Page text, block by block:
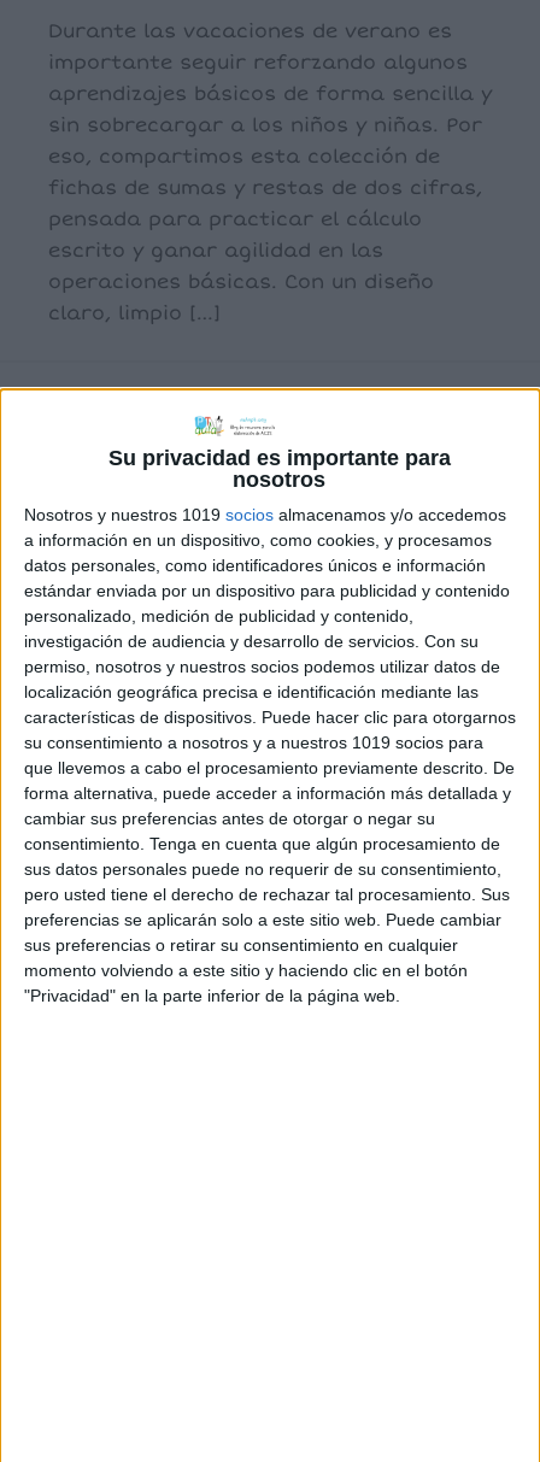
Su privacidad es importante para
nosotros
Nosotros y nuestros 1019 socios almacenamos y/o accedemos
a información en un dispositivo, como cookies, y procesamos
datos personales, como identificadores únicos e información
estándar enviada por un dispositivo para publicidad y contenido
personalizado, medición de publicidad y contenido,
investigación de audiencia y desarrollo de servicios. Con su
permiso, nosotros y nuestros socios podemos utilizar datos de
localización geográfica precisa e identificación mediante las
características de dispositivos. Puede hacer clic para otorgarnos
su consentimiento a nosotros y a nuestros 1019 socios para
que llevemos a cabo el procesamiento previamente descrito. De
forma alternativa, puede acceder a información más detallada y
cambiar sus preferencias antes de otorgar o negar su
consentimiento. Tenga en cuenta que algún procesamiento de
sus datos personales puede no requerir de su consentimiento,
pero usted tiene el derecho de rechazar tal procesamiento. Sus
preferencias se aplicarán solo a este sitio web. Puede cambiar
sus preferencias o retirar su consentimiento en cualquier
momento volviendo a este sitio y haciendo clic en el botón
"Privacidad" en la parte inferior de la página web.
Durante las vacaciones de verano es
importante seguir reforzando algunos
aprendizajes básicos de forma sencilla y
sin sobrecargar a los niños y niñas. Por
eso, compartimos esta colección de
fichas de sumas y restas de dos cifras,
pensada para practicar el cálculo
escrito y ganar agilidad en las
operaciones básicas. Con un diseño
claro, limpio […]
Fichas de matemáticas
Etiquetado con:hojas de cálculo,repaso,
vacaciones de verano
Hojas de sumas y
restas de 1 cifra
para practicar este
verano
1 julio, 2026byMaría Dejar un comentario